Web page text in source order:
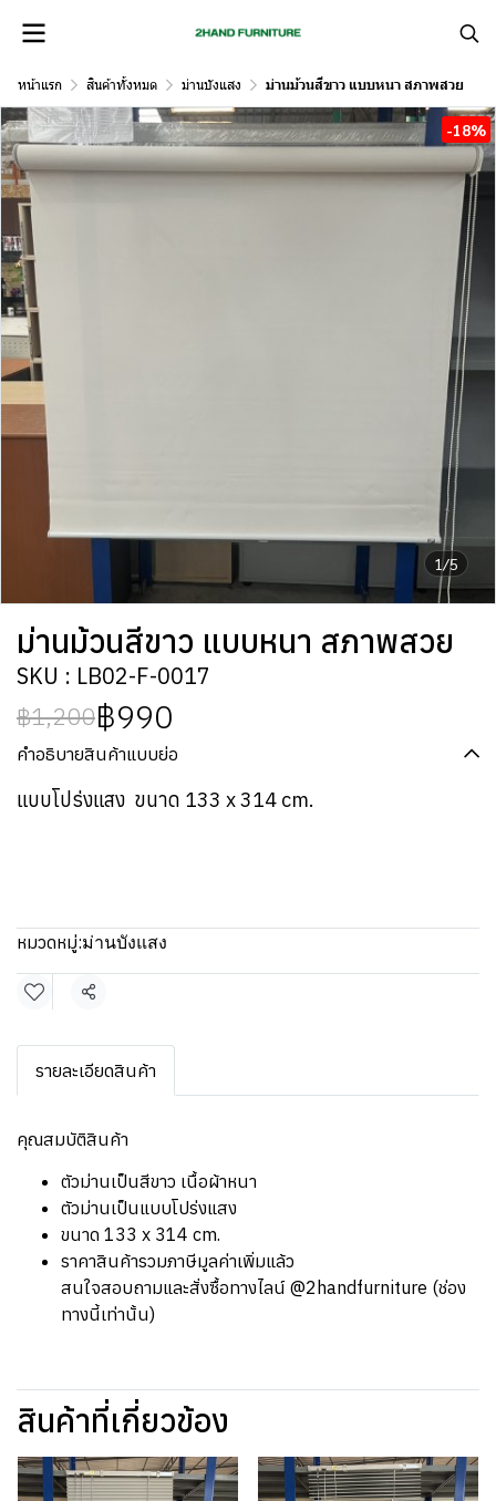
หน้าแรก สินค้าทั้งหมด ม่านบังแสง ม่านม้วนสีขาว แบบหนา สภาพสวย
1/5
-18%
ม่านม้วนสีขาว แบบหนา สภาพสวย
SKU : LB02-F-0017
฿1,200฿990
คำอธิบายสินค้าแบบย่อ
แบบโปร่งแสง ขนาด 133 x 314 cm.
หมวดหมู่:ม่านบังแสง
แชร์
รายละเอียดสินค้า
คุณสมบัติสินค้า
ตัวม่านเป็นสีขาว เนื้อผ้าหนา
ตัวม่านเป็นแบบโปร่งแสง
ขนาด 133 x 314 cm.
ราคาสินค้ารวมภาษีมูลค่าเพิ่มแล้ว
สนใจสอบถามและสั่งซื้อทางไลน์ @2handfurniture (ช่อง
ทางนี้เท่านั้น)
สินค้าที่เกี่ยวข้อง